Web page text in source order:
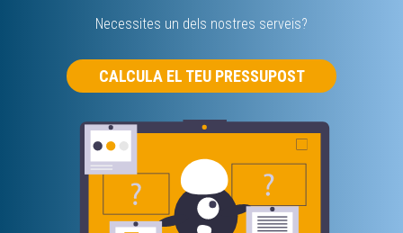
Necessites un dels nostres serveis?
CALCULA EL TEU PRESSUPOST